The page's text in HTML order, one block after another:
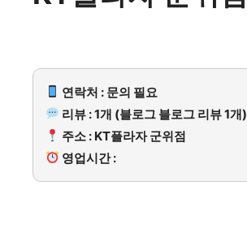
연락처 : 문의 필요
리뷰 : 1개 (블로그 블로그 리뷰 1개)
주소 : KT플라자 군위점
영업시간 :